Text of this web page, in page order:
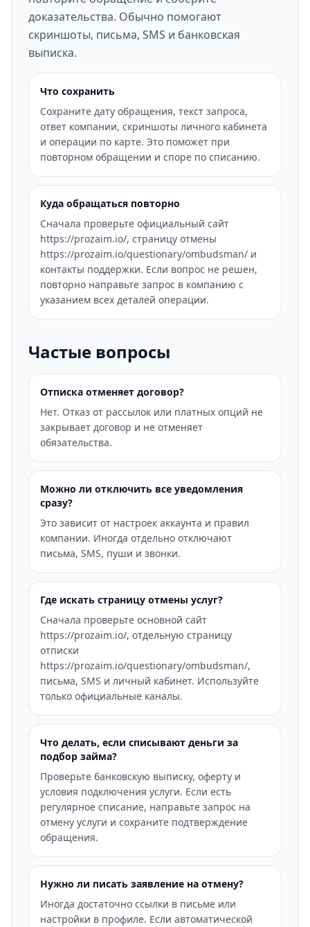
доказательства. Обычно помогают
скриншоты, письма, SMS и банковская
выписка.
Что сохранить
Сохраните дату обращения, текст запроса,
ответ компании, скриншоты личного кабинета
и операции по карте. Это поможет при
повторном обращении и споре по списанию.
Куда обращаться повторно
Сначала проверьте официальный сайт
https://prozaim.io/, страницу отмены
https://prozaim.io/questionary/ombudsman/ и
контакты поддержки. Если вопрос не решен,
повторно направьте запрос в компанию с
указанием всех деталей операции.
Частые вопросы
Отписка отменяет договор?
Нет. Отказ от рассылок или платных опций не
закрывает договор и не отменяет
обязательства.
Можно ли отключить все уведомления
сразу?
Это зависит от настроек аккаунта и правил
компании. Иногда отдельно отключают
письма, SMS, пуши и звонки.
Где искать страницу отмены услуг?
Сначала проверьте основной сайт
https://prozaim.io/, отдельную страницу
отписки
https://prozaim.io/questionary/ombudsman/,
письма, SMS и личный кабинет. Используйте
только официальные каналы.
Что делать, если списывают деньги за
подбор займа?
Проверьте банковскую выписку, оферту и
условия подключения услуги. Если есть
регулярное списание, направьте запрос на
отмену услуги и сохраните подтверждение
обращения.
Нужно ли писать заявление на отмену?
Иногда достаточно ссылки в письме или
настройки в профиле. Если автоматической